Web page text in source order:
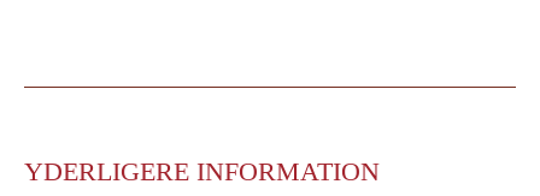
YDERLIGERE INFORMATION